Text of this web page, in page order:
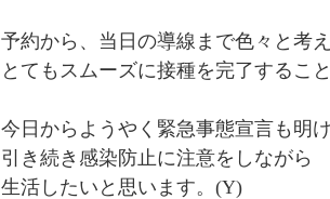
予約から、当日の導線まで色々と考
とてもスムーズに接種を完了するこ
今日からようやく緊急事態宣言も明
引き続き感染防止に注意をしながら
生活したいと思います。(Y)